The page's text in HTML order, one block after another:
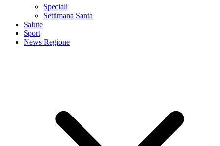
Speciali
Settimana Santa
Salute
Sport
News Regione